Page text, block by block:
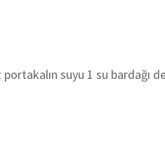
suyu 1 su bardağı